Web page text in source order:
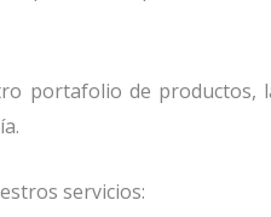
portafolio de productos,
servicios: